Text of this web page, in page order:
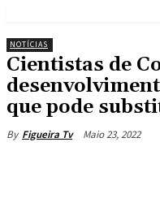
NOTÍCIAS
Cientistas de
que pode
By Figueira Tv Maio 23, 2022